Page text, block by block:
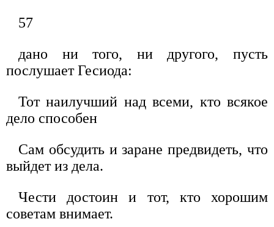
57
дано ни того, ни другого, пусть
послушает Гесиода:
Тот наилучший над всеми, кто всякое
дело способен
Сам обсудить и заране предвидеть, что
выйдет из дела.
Чести достоин и тот, кто хорошим
советам внимает.